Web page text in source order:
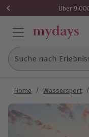
Über
Suche nach
Home / Wassersport /